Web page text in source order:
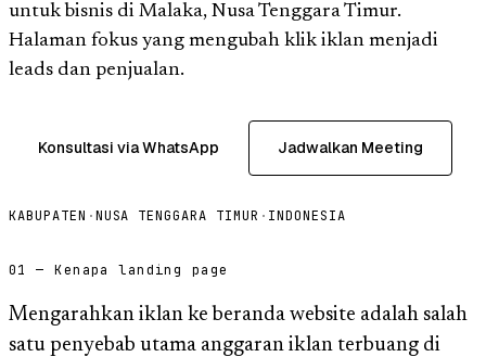
untuk bisnis di Malaka, Nusa Tenggara Timur.
Halaman fokus yang mengubah klik iklan menjadi
leads dan penjualan.
Konsultasi via WhatsApp Jadwalkan Meeting
KABUPATEN ·NUSA TENGGARA TIMUR · INDONESIA
01 — Kenapa landing page
Mengarahkan iklan ke beranda website adalah salah
satu penyebab utama anggaran iklan terbuang di